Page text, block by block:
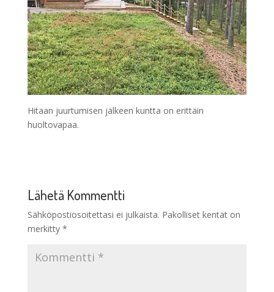
Hitaan juurtumisen jälkeen kuntta on erittäin
huoltovapaa.
Lähetä Kommentti
Sähköpostiosoitettasi ei julkaista. Pakolliset kentät on
merkitty *